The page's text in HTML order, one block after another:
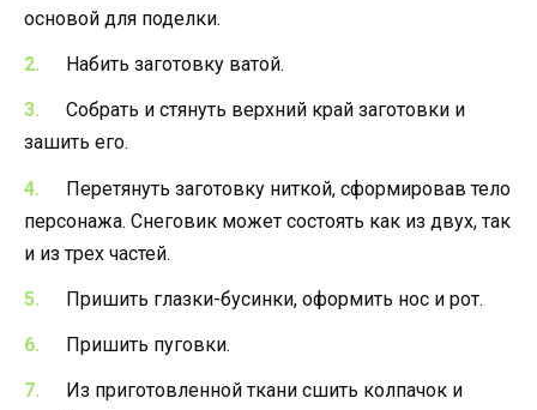
основой для поделки.
Набить заготовку ватой.
Собрать и стянуть верхний край заготовки и
зашить его.
Перетянуть заготовку ниткой, сформировав тело
персонажа. Снеговик может состоять как из двух, так
и из трех частей.
Пришить глазки-бусинки, оформить нос и рот.
Пришить пуговки.
Из приготовленной ткани сшить колпачок и